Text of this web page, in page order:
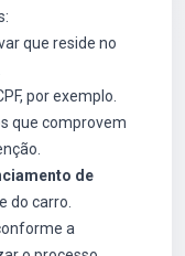
que reside no
por exemplo.
que comprovem
de
do carro.
a